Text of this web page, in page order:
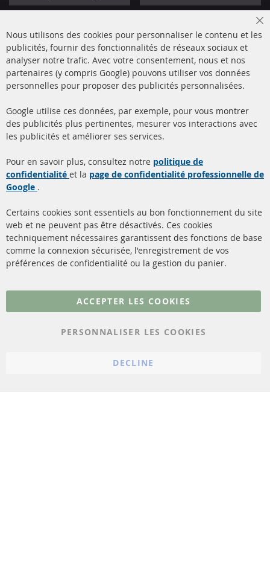
+49 (0) 4533 799000
info@contra-automotive.de
facebook
instagram
Filtres à particules diesel
(FPD)
Catalyseur (CAT)
Capteurs
Matériel de montage
à propos de nous
livraison
Contact
Résilier le contrat
Plus de liens
Conditions générales
Nous utilisons des cookies pour personnaliser le contenu et les
publicités, fournir des fonctionnalités de réseaux sociaux et
analyser notre trafic. Avec votre consentement, nous et nos
partenaires (y compris Google) pouvons utiliser vos données
personnelles pour proposer des publicités personnalisées.
Google utilise ces données, par exemple, pour vous montrer
des publicités plus pertinentes, mesurer vos interactions avec
les publicités et améliorer ses services.
Pour en savoir plus, consultez notre politique de
confidentialité et la page de confidentialité professionnelle de
Google .
Certains cookies sont essentiels au bon fonctionnement du site
web et ne peuvent pas être désactivés. Ces cookies
techniquement nécessaires garantissent des fonctions de base
comme la connexion sécurisée, l'enregistrement de vos
préférences de confidentialité ou la gestion du panier.
ACCEPTER LES COOKIES
PERSONNALISER LES COOKIES
DECLINE